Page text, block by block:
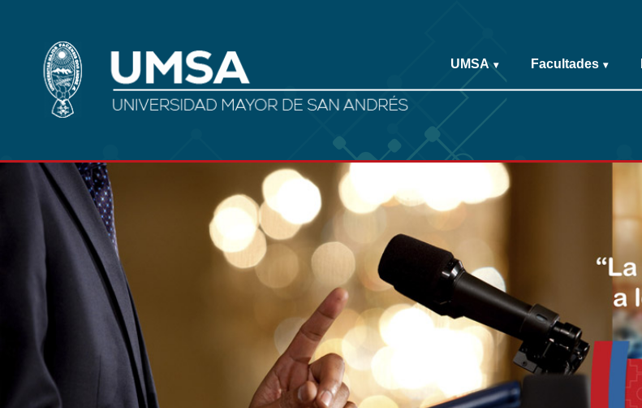
UMSA ▾ Facultades ▾